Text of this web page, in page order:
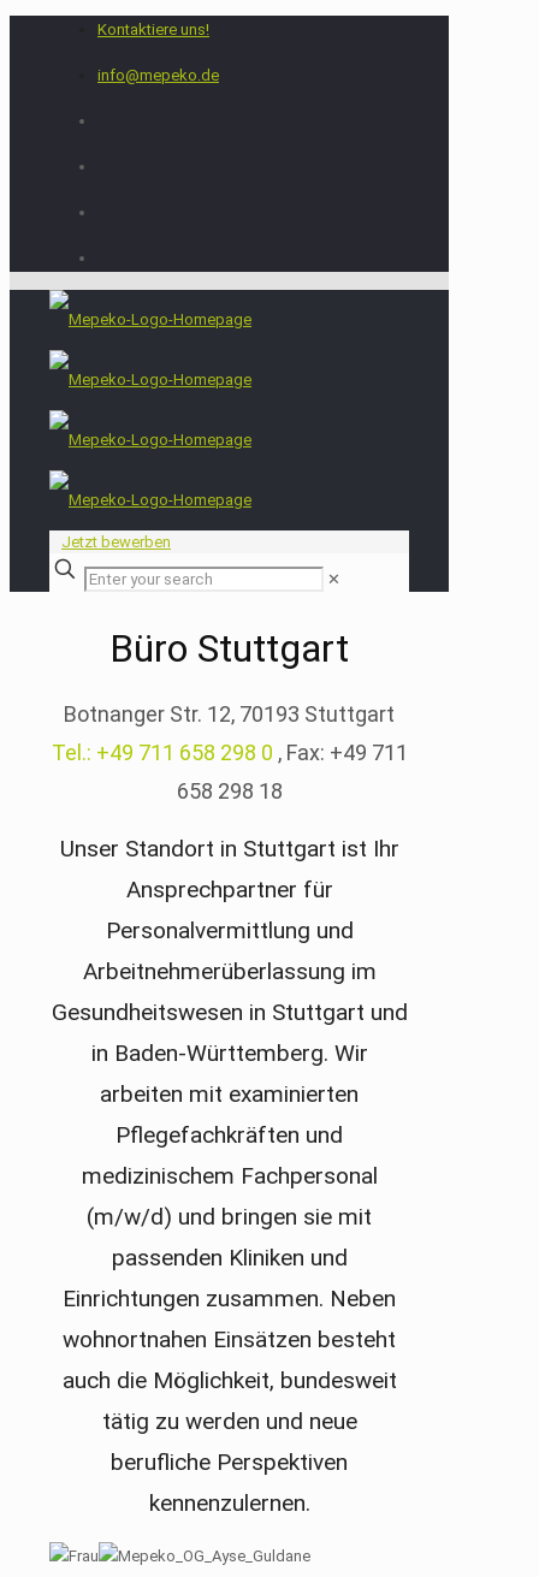
Kontaktiere uns!
info@mepeko.de
Jetzt bewerben
✕
Büro Stuttgart
Botnanger Str. 12, 70193 Stuttgart
Tel.: +49 711 658 298 0 , Fax: +49 711
658 298 18
Unser Standort in Stuttgart ist Ihr
Ansprechpartner für
Personalvermittlung und
Arbeitnehmerüberlassung im
Gesundheitswesen in Stuttgart und
in Baden-Württemberg. Wir
arbeiten mit examinierten
Pflegefachkräften und
medizinischem Fachpersonal
(m/w/d) und bringen sie mit
passenden Kliniken und
Einrichtungen zusammen. Neben
wohnortnahen Einsätzen besteht
auch die Möglichkeit, bundesweit
tätig zu werden und neue
berufliche Perspektiven
kennenzulernen.